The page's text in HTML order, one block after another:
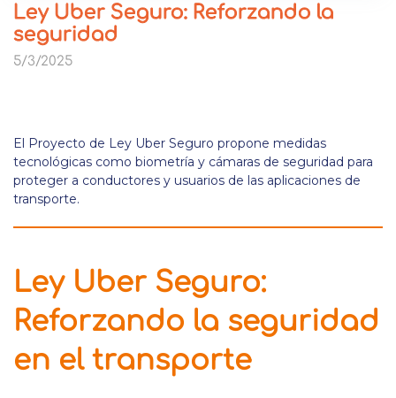
Ley Uber Seguro: Reforzando la
seguridad
5/3/2025
El Proyecto de Ley Uber Seguro propone medidas
tecnológicas como biometría y cámaras de seguridad para
proteger a conductores y usuarios de las aplicaciones de
transporte.
Ley Uber Seguro:
Reforzando la seguridad
en el transporte